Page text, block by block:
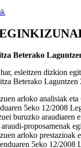
Beterako
esleitzen dizkion
Beterako Laguntzen
arloko analisiak
5eko 12/2008
buruzko araudiaren
proposamenak
arloko prestazioak
5eko 12/2008